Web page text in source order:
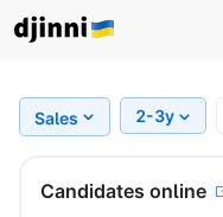
Sales 2-3y
Candidates online